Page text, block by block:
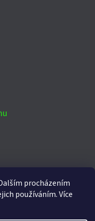
procházením
používáním. Více
republiku